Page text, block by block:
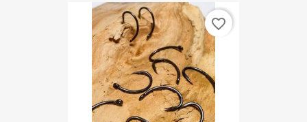
favorite_border